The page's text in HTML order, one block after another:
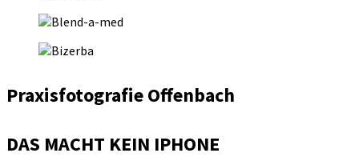
Praxisfotografie Offenbach
DAS MACHT KEIN IPHONE